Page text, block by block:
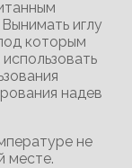
иглу
которым
надев
не
месте.